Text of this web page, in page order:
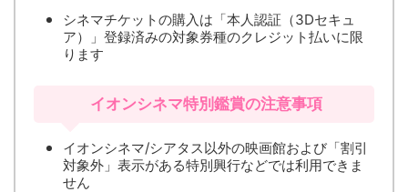
シネマチケットの購入は「本人認証（3Dセキュ
ア）」登録済みの対象券種のクレジット払いに限
ります
イオンシネマ特別鑑賞の注意事項
イオンシネマ/シアタス以外の映画館および「割引
対象外」表示がある特別興行などでは利用できま
せん